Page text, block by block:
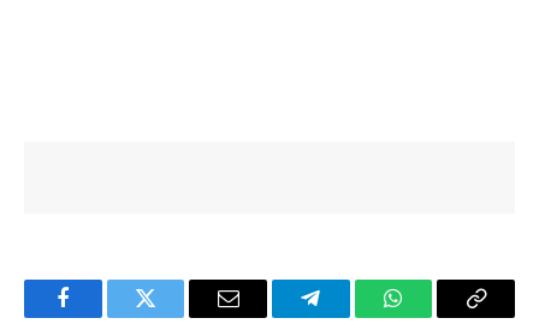
FacebookTwitter Email TelegramWhatsAppCopy